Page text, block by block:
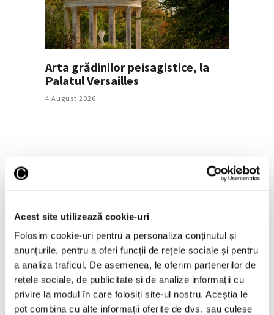
Acest site utilizează cookie-uri
Folosim cookie-uri pentru a personaliza conținutul și
anunțurile, pentru a oferi funcții de rețele sociale și pentru
a analiza traficul. De asemenea, le oferim partenerilor de
rețele sociale, de publicitate și de analize informații cu
privire la modul în care folosiți site-ul nostru. Aceștia le
pot combina cu alte informații oferite de dvs. sau culese
Arta grădinilor peisagistice, la
Palatul Versailles
4 August 2026
Guggenheim Abu Dhabi,
proiectat de Frank Gehry,
inaugurat în decembrie
30 Iulie 2026